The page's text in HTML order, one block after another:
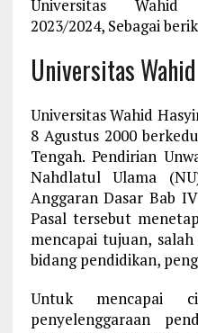
Universitas Wahid
2023/2024, Sebagai
Universitas
Universitas Wahid
8 Agustus 2000
Tengah. Pendirian
Nahdlatul Ulama
Anggaran Dasar Bab
Pasal tersebut
mencapai tujuan,
bidang pendidikan,
Untuk mencapai
penyelenggaraan